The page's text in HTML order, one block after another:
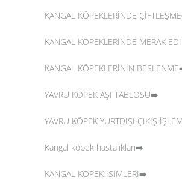
KANGAL KÖPEKLERİNDE
KANGAL KÖPEKLERİNDE MERAK
KANGAL KÖPEKLERİNİN
YAVRU KÖPEK AŞI TABLOSU➡️
YAVRU KÖPEK YURTDIŞI ÇIKIŞ
Kangal köpek hastalıkları➡️
KANGAL KÖPEK İSİMLERİ➡️